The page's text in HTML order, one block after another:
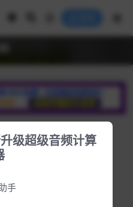
级超级音频计算
手